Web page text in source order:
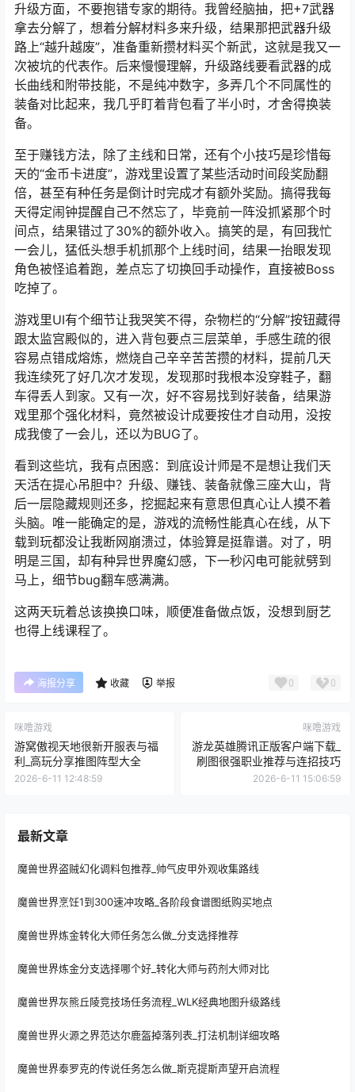
升级方面，不要抱错专家的期待。我曾经脑抽，把+7武器
拿去分解了，想着分解材料多来升级，结果那把武器升级
路上“越升越废”，准备重新攒材料买个新武，这就是我又一
次被坑的代表作。后来慢慢理解，升级路线要看武器的成
长曲线和附带技能，不是纯冲数字，多弄几个不同属性的
装备对比起来，我几乎盯着背包看了半小时，才舍得换装
备。
至于赚钱方法，除了主线和日常，还有个小技巧是珍惜每
天的“金币卡进度”，游戏里设置了某些活动时间段奖励翻
倍，甚至有种任务是倒计时完成才有额外奖励。搞得我每
天得定闹钟提醒自己不然忘了，毕竟前一阵没抓紧那个时
间点，结果错过了30%的额外收入。搞笑的是，有回我忙
一会儿，猛低头想手机抓那个上线时间，结果一抬眼发现
角色被怪追着跑，差点忘了切换回手动操作，直接被Boss
吃掉了。
游戏里UI有个细节让我哭笑不得，杂物栏的“分解”按钮藏得
跟太监宫殿似的，进入背包要点三层菜单，手感生疏的很
容易点错成熔炼，燃烧自己辛辛苦苦攒的材料，提前几天
我连续死了好几次才发现，发现那时我根本没穿鞋子，翻
车得丢人到家。又有一次，好不容易找到好装备，结果游
戏里那个强化材料，竟然被设计成要按住才自动用，没按
成我傻了一会儿，还以为BUG了。
看到这些坑，我有点困惑：到底设计师是不是想让我们天
天活在提心吊胆中？升级、赚钱、装备就像三座大山，背
后一层隐藏规则还多，挖掘起来有意思但真心让人摸不着
头脑。唯一能确定的是，游戏的流畅性能真心在线，从下
载到玩都没让我断网崩溃过，体验算是挺靠谱。对了，明
明是三国，却有种异世界魔幻感，下一秒闪电可能就劈到
马上，细节bug翻车感满满。
这两天玩着总该换换口味，顺便准备做点饭，没想到厨艺
也得上线课程了。
海报分享 收藏 举报 0 0
咪噜游戏
游窝傲视天地很新开服表与福
利_高玩分享推图阵型大全
2026-6-11 12:48:59
咪噜游戏
游龙英雄腾讯正版客户端下载_
刷图很强职业推荐与连招技巧
2026-6-11 15:06:59
最新文章
魔兽世界盗贼幻化调料包推荐_帅气皮甲外观收集路线
魔兽世界烹饪1到300速冲攻略_各阶段食谱图纸购买地点
魔兽世界炼金转化大师任务怎么做_分支选择推荐
魔兽世界炼金分支选择哪个好_转化大师与药剂大师对比
魔兽世界灰熊丘陵竞技场任务流程_WLK经典地图升级路线
魔兽世界火源之界范达尔鹿盔掉落列表_打法机制详细攻略
魔兽世界泰罗克的传说任务怎么做_斯克提斯声望开启流程